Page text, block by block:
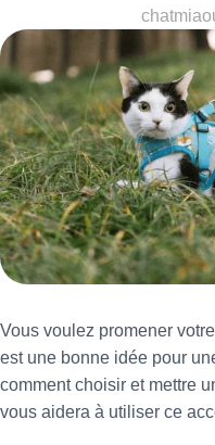
Vous voulez promener
est une bonne idée pour
comment choisir et mettre
vous aidera à utiliser ce